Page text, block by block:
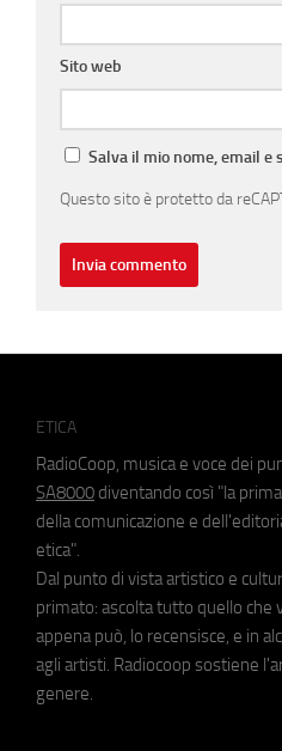
Sito web
Salva il mio nome, email
Questo sito è protetto da
ETICA
RadioCoop, musica e voce dei
SA8000 diventando così "la
della comunicazione e
etica".
Dal punto di vista artistico e
primato: ascolta tutto quello che
appena può, lo recensisce, e in
agli artisti. Radiocoop sostiene
genere.